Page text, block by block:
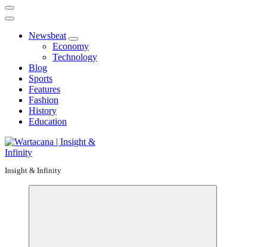
Newsbeat
Economy
Technology
Blog
Sports
Features
Fashion
History
Education
Insight & Infinity